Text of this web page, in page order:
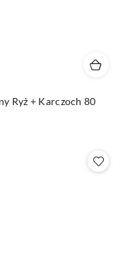
Ryż + Karczoch 80